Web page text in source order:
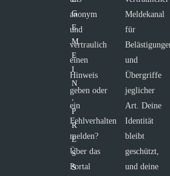
G
E
M
E
I
N
,
P
R
E
S
S
anonym
und
vertraulich
einen
Hinweis
geben oder
ein
Fehlverhalten
melden?
Über das
Portal
Meldekanal
für
und
Übergriffe
jeglicher
Art. Deine
Identität
bleibt
geschützt,
und deine